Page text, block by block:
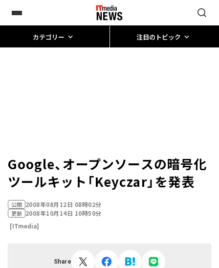
カテゴリー 注目のトピック
Google、オープンソースの暗号化
ツールキット「Keyczar」を発表
公開 2008年08月12日 08時02分
更新 2008年10月14日 10時50分
[ITmedia]
Share